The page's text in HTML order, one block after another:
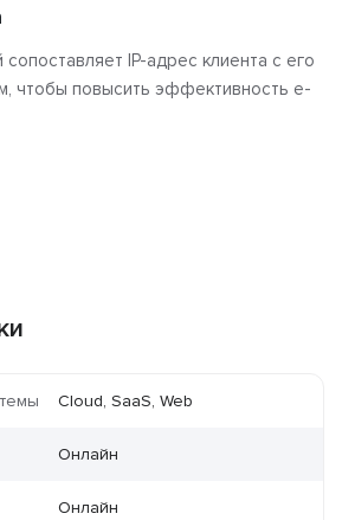
IP-адрес клиента с его
чтобы повысить эффективность e-
Cloud, SaaS, Web
Онлайн
Онлайн